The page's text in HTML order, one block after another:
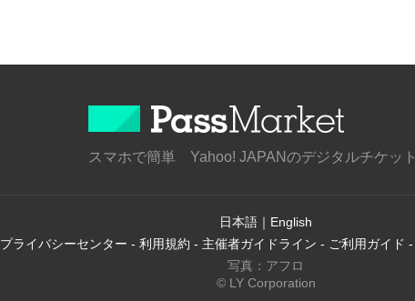
スマホで簡単 Yahoo! JAPANのデジタルチケット
日本語 ｜ English
プライバシーセンター - 利用規約 - 主催者ガイドライン - ご利用ガイド -
写真：アフロ
© LY Corporation